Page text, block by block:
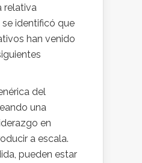
relativa
identificó que
han venido
del
una
en
a escala.
pueden estar